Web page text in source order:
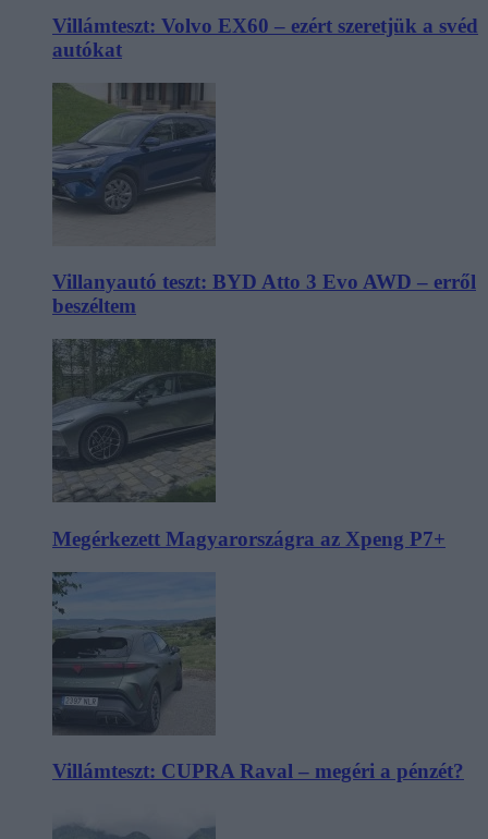
Villámteszt: Volvo EX60 – ezért szeretjük a svéd
autókat
Villanyautó teszt: BYD Atto 3 Evo AWD – erről
beszéltem
Megérkezett Magyarországra az Xpeng P7+
Villámteszt: CUPRA Raval – megéri a pénzét?